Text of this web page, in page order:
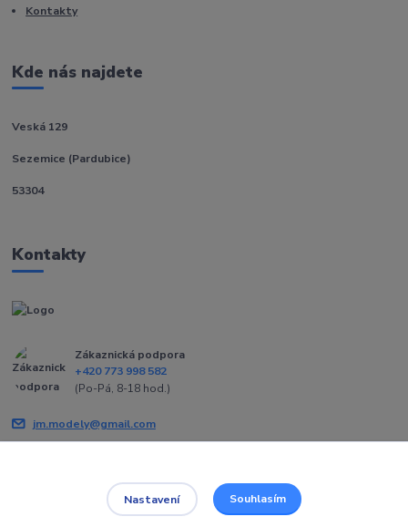
Kontakty
Kde nás najdete
Veská 129
Sezemice (Pardubice)
53304
Kontakty
Zákaznická podpora
+420 773 998 582
(Po-Pá, 8-18 hod.)
jm.modely@gmail.com
Nastavení Souhlasím